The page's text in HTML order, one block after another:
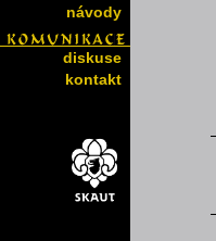
návody
diskuse
kontakt